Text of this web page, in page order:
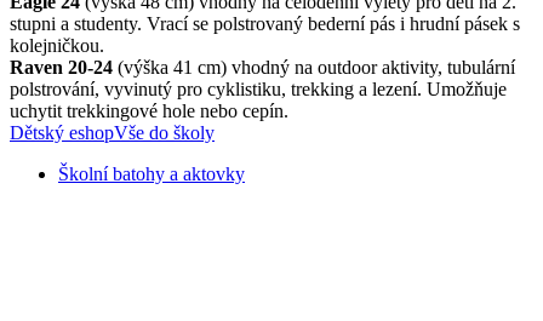
stupni a studenty. Vrací se polstrovaný bederní pás i hrudní pásek s
kolejničkou.
Raven 20-24 (výška 41 cm) vhodný na outdoor aktivity, tubulární
polstrování, vyvinutý pro cyklistiku, trekking a lezení. Umožňuje
uchytit trekkingové hole nebo cepín.
Dětský eshopVše do školy
Školní batohy a aktovky